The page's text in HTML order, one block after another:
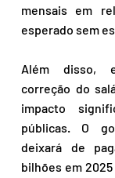
mensais em
esperado sem
Além disso,
correção do
impacto
públicas. O
deixará de
bilhões em